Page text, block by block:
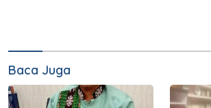
Baca Juga